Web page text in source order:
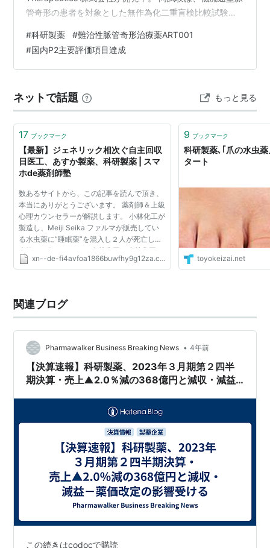
管奇形の患者を対象とした無作為化二重盲検比較試験
間経口投与した有効性と安全性を評価した。 主要評価項
目は24週間投与終了時点の標的病変の体積変化（MRI）
に基づく奏効率で、主要評価項目を達成した。 なお、同
#科研製薬 #難治性脈管奇形治療薬ART001
#国内P2主要評価項目達成
ネットで話題 もっと見る
17 ブックマーク
【最新】ジェネリック相次ぐ自主回収
日医工、あすか製薬、科研製薬 | スマ
ホde薬剤師塾
数あるサイトから、この記事を読んで頂き、
本当にありがとうございます。 薬剤師＆上級
心理カウンセラーが解説します。 小林化工が
製造し、Meiji Seika ファルマが販売してい
る水虫薬に”睡眠薬”を混入し２人が死亡した
事故をご存じですか？小林化工は小林化工、
Meiji Seika ファルマのジェネリック医薬品
xn--de-fi4avfoa1866buwfhy9g12za.com
9 ブックマーク
科研製薬､｢爪の水虫
タート
toyokeizai.net
関連ブログ
Pharmawalker Business Breaking News • 4年前
【決算速報】科研製薬、2023年３月期第２四半
期決算・売上▲2.0％減の368億円と減収・減益
この続きはcodocで購読